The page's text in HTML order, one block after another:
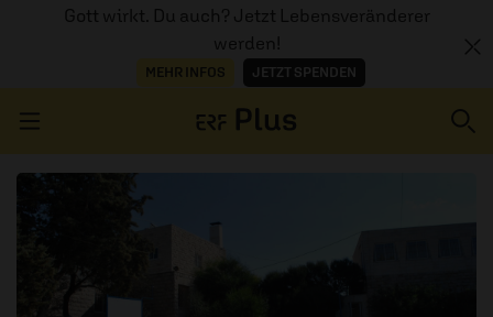
Gott wirkt. Du auch? Jetzt Lebensveränderer
werden!
MEHR INFOS JETZT SPENDEN
AUDIOTHEK